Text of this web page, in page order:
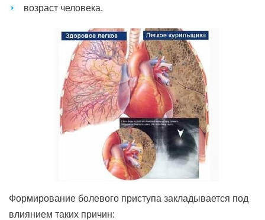
возраст человека.
Формирование болевого приступа закладывается под
влиянием таких причин: